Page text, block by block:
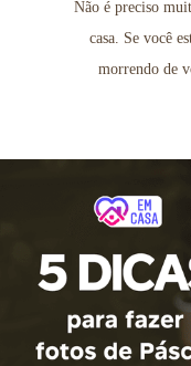
Não é preciso
casa. Se você
morrendo de